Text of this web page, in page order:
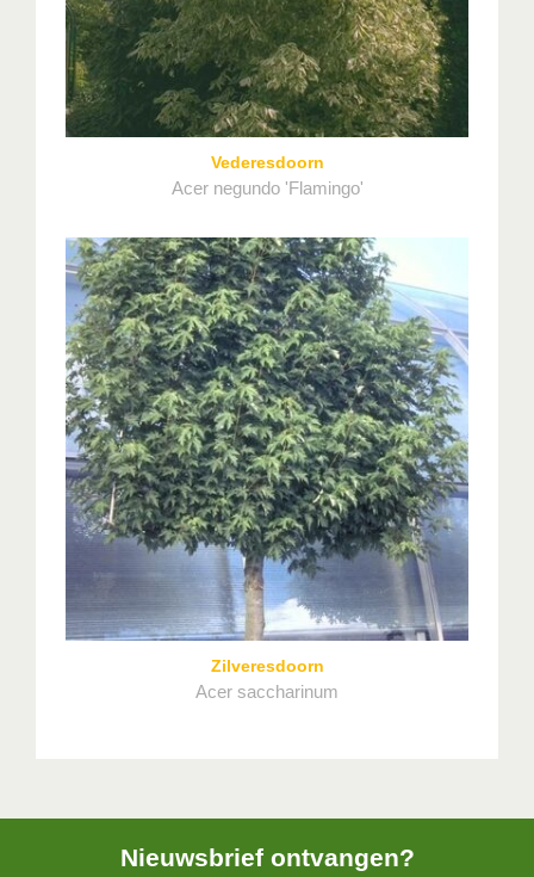
Vederesdoorn
Acer negundo 'Flamingo'
Zilveresdoorn
Acer saccharinum
Nieuwsbrief ontvangen?